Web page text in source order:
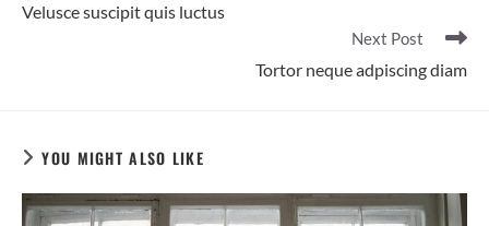
articles
Velusce suscipit quis luctus
Next Post
Tortor neque adpiscing diam
YOU MIGHT ALSO LIKE